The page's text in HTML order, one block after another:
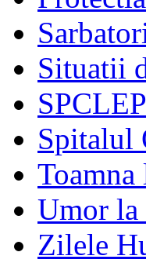
Situatii
SPCLEP
Spitalul
Toamna
Umor
Zilele